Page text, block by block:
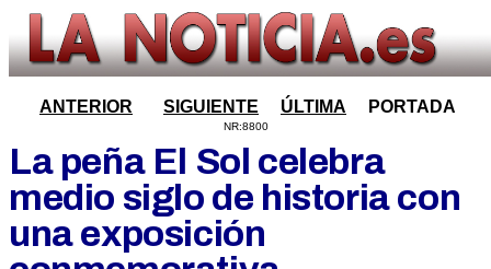
ANTERIOR SIGUIENTE ÚLTIMA PORTADA
NR:8800
La peña El Sol celebra
medio siglo de historia con
una exposición